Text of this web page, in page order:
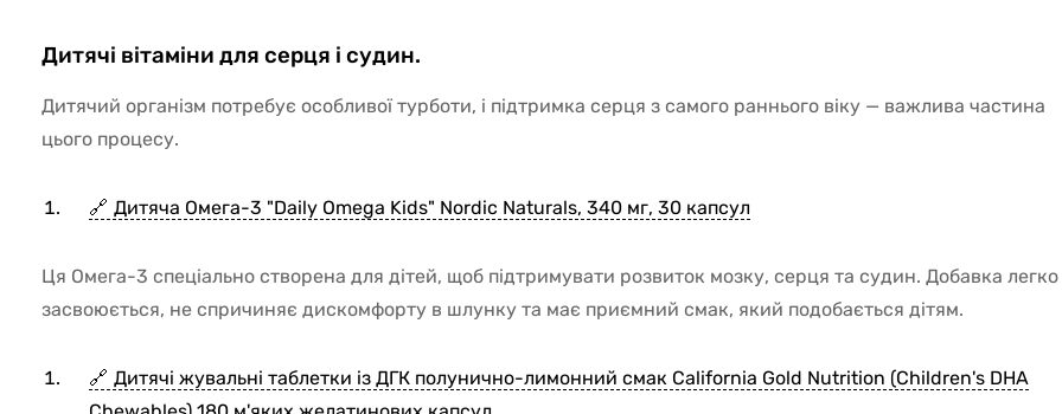
Дитячі вітаміни для серця і судин.
Дитячий організм потребує особливої турботи, і підтримка серця з самого раннього віку — важлива частина
цього процесу.
Дитяча Омега-3 "Daily Omega Kids" Nordic Naturals, 340 мг, 30 капсул
Ця Омега-3 спеціально створена для дітей, щоб підтримувати розвиток мозку, серця та судин. Добавка легко
засвоюється, не спричиняє дискомфорту в шлунку та має приємний смак, який подобається дітям.
Дитячі жувальні таблетки із ДГК полунично-лимонний смак California Gold Nutrition (Children's DHA